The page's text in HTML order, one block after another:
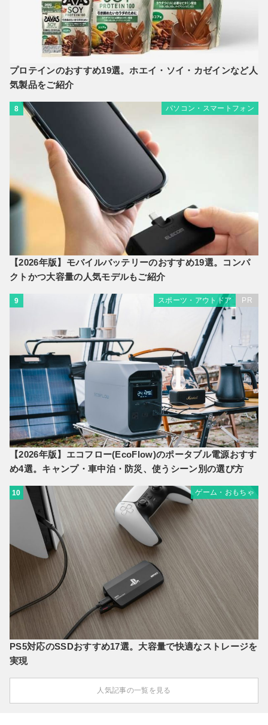
プロテインのおすすめ19選。ホエイ・ソイ・カゼインなど人
気製品をご紹介
8 パソコン・スマートフォン
【2026年版】モバイルバッテリーのおすすめ19選。コンパ
クトかつ大容量の人気モデルもご紹介
9 スポーツ・アウトドア PR
【2026年版】エコフロー(EcoFlow)のポータブル電源おすす
め4選。キャンプ・車中泊・防災、使うシーン別の選び方
10 ゲーム・おもちゃ
PS5対応のSSDおすすめ17選。大容量で快適なストレージを
実現
人気記事の一覧を見る